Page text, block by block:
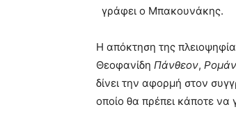
γράφει ο Μπακουνάκης.
Η απόκτηση της
Θεοφανίδη Πάνθεον,
δίνει την αφορμή στον
οποίο θα πρέπει κάποτε να